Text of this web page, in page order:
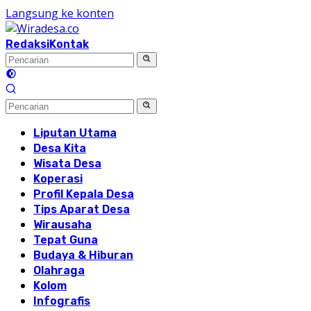
Langsung ke konten
RedaksiKontak
Liputan Utama
Desa Kita
Wisata Desa
Koperasi
Profil Kepala Desa
Tips Aparat Desa
Wirausaha
Tepat Guna
Budaya & Hiburan
Olahraga
Kolom
Infografis